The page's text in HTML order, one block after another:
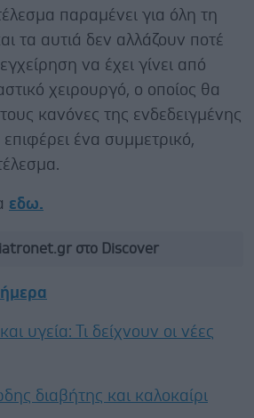
παραμένει για όλη τη
τα αυτιά δεν αλλάζουν ποτέ
να έχει γίνει από
χειρουργό, ο οποίος θα
κανόνες της ενδεδειγμένης
ένα συμμετρικό,
εδω.
iatronet.gr στο Discover
υγεία: Τι δείχνουν οι νέες
διαβήτης και καλοκαίρι